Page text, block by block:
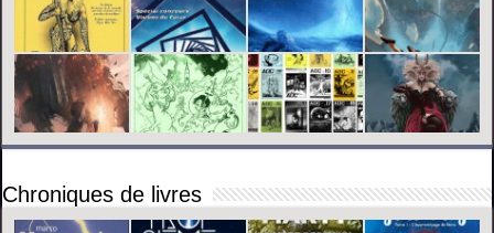
Chroniques de livres